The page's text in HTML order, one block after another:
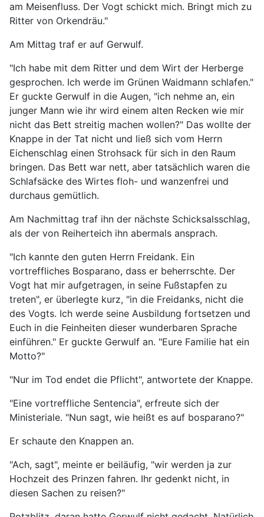
am Meisenfluss. Der Vogt schickt mich. Bringt mich zu
Ritter von Orkendräu."
Am Mittag traf er auf Gerwulf.
"Ich habe mit dem Ritter und dem Wirt der Herberge
gesprochen. Ich werde im Grünen Waidmann schlafen."
Er guckte Gerwulf in die Augen, "ich nehme an, ein
junger Mann wie ihr wird einem alten Recken wie mir
nicht das Bett streitig machen wollen?" Das wollte der
Knappe in der Tat nicht und ließ sich vom Herrn
Eichenschlag einen Strohsack für sich in den Raum
bringen. Das Bett war nett, aber tatsächlich waren die
Schlafsäcke des Wirtes floh- und wanzenfrei und
durchaus gemütlich.
Am Nachmittag traf ihn der nächste Schicksalsschlag,
als der von Reiherteich ihn abermals ansprach.
"Ich kannte den guten Herrn Freidank. Ein
vortreffliches Bosparano, dass er beherrschte. Der
Vogt hat mir aufgetragen, in seine Fußstapfen zu
treten", er überlegte kurz, "in die Freidanks, nicht die
des Vogts. Ich werde seine Ausbildung fortsetzen und
Euch in die Feinheiten dieser wunderbaren Sprache
einführen." Er guckte Gerwulf an. "Eure Familie hat ein
Motto?"
"Nur im Tod endet die Pflicht", antwortete der Knappe.
"Eine vortreffliche Sentencia", erfreute sich der
Ministeriale. "Nun sagt, wie heißt es auf bosparano?"
Er schaute den Knappen an.
"Ach, sagt", meinte er beiläufig, "wir werden ja zur
Hochzeit des Prinzen fahren. Ihr gedenkt nicht, in
diesen Sachen zu reisen?"